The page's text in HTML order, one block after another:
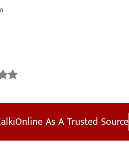
As A Trusted Source